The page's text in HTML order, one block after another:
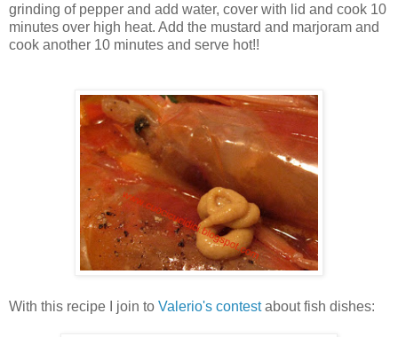
grinding of pepper and add water, cover with lid and cook 10
minutes over high heat. Add the mustard and marjoram and
cook another 10 minutes and serve hot!!
With this recipe I join to Valerio's contestabout fish dishes: